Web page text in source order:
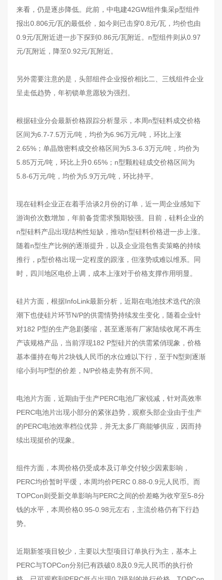
来看，仍是逐步降低。此前，中电建42GW组件集采p型组件
报出0.806元/瓦的最低价，如今则已击穿0.8元/瓦，均价也由
0.9元/瓦附近进一步下探到0.86元/瓦附近。n型组件则从0.97
元/瓦附近，降至0.92元/瓦附近。
另外需要注意的是，头部组件企业报价相比二、三线组件企业
呈走低趋势，年初锁单意愿较为强烈。
根据硅业分会最新价格跟踪分析显示，本周n型硅料成交价格
区间为6.7-7.5万元/吨，均价为6.96万元/吨，环比上涨
2.65%；单晶致密料成交价格区间为5.3-6.3万元/吨，均价为
5.85万元/吨，环比上升0.65%；n型颗粒硅成交价格区间为
5.8-6万元/吨，均价为5.9万元/吨，环比持平。
现在硅料企业正在着手洽谈2月份的订单，近一周企业感知下
游询价次数增加，年前备货需求预期较强。目前，硅料企业的
n型硅料产品出现结构性短缺，推动n型硅料价格进一步上涨。
随着n型生产比例的逐渐提升，以及企业混包售卖策略的持续
推行，p型价格出现一定程度的跟涨，但涨势或难以维系。同
时，四川地区电价上调，成本上涨对于价格支撑作用明显。
硅片方面，根据InfoLink最新分析，近期在电池技术迭代的浪
潮下也使硅片环节N/P的供需情势持续发生变化，随着企业针
对182 P型的生产急剧萎缩，甚至逐渐有厂家陆续收尾不再生
产该规格产品，当前浮现182 P型硅片的供需紧俏现象，价格
基本僵持在每片2块钱人民币的水位难以下行，至于N型则逐渐
缩小到与P型的价差，N/P价格走势有所不同。
电池片方面，近期由于生产PERC电池厂家锐减，针对高效率
PERC电池片出现小部分的紧张趋势，观察头部企业由于生产
的PERC电池效率档位优异，并无太多厂商能够供应，因而持
续出现挺价的现象。
组件方面，本周价格仍受成本及订单交付较少因素影响，
PERC均价暂时平缓，本周均价PERC 0.88-0.9元人民币。而
TOPCon则受新交单影响与PERC之间的价差略为收窄至5-8分
钱的水平，本周价格0.95-0.98元左右，主流价格仍有下行趋
势。
近期新签项目较少，主要以大型项目订单执行为主，基本上
PERC与TOPCon分别已有跌破0.8及0.9元人民币的执行价